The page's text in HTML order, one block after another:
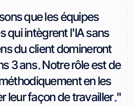
que les équipes
qui intègrent l'IA sans
du client domineront
3 ans.Notre rôle est de
en les
leur façon de travailler."